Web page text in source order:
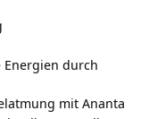
Energien durch
mit Ananta